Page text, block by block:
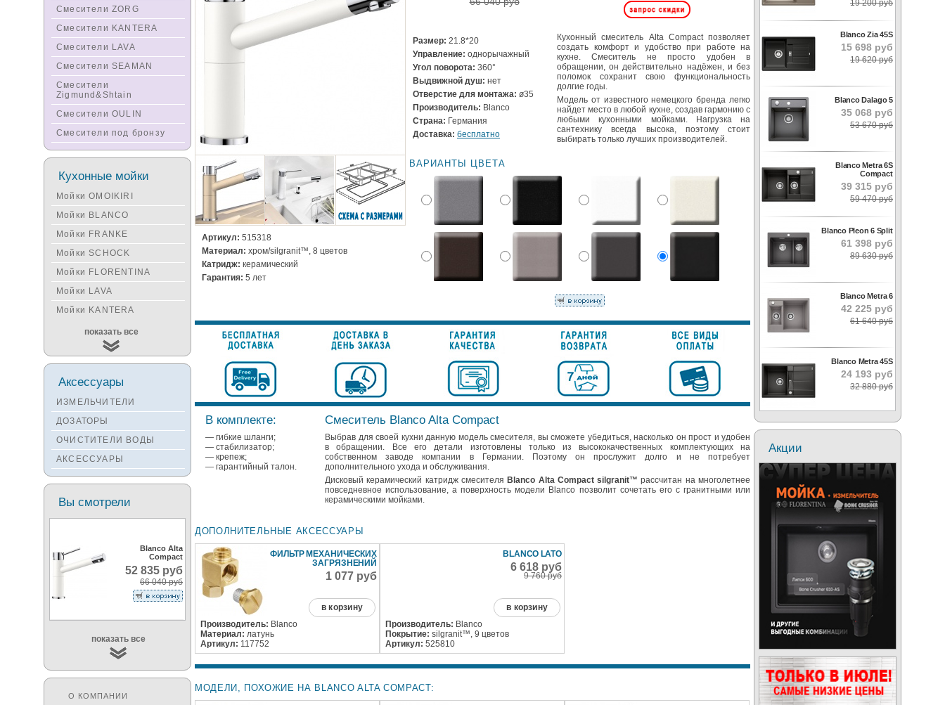
Размер: 21.8*20
Управление: однорычажный
Угол поворота: 360°
Выдвижной душ: нет
Отверстие для монтажа: ø35
Производитель: Blanco
Страна: Германия
Доставка: бесплатно
Кухонный смеситель Alta Compact позволяет
создать комфорт и удобство при работе на
кухне. Смеситель не просто удобен в
обращении, он действительно надёжен, и без
поломок сохранит свою функциональность
долгие годы.
Модель от известного немецкого бренда легко
найдет место в любой кухне, создав гармонию с
любыми кухонными мойками. Нагрузка на
сантехнику всегда высока, поэтому стоит
выбирать только лучших производителей.
ВАРИАНТЫ ЦВЕТА
Артикул: 515318
Материал: хром/silgranit™, 8 цветов
Катридж: керамический
Гарантия: 5 лет
В комплекте:
— гибкие шланги;
— стабилизатор;
— крепеж;
— гарантийный талон.
Смеситель Blanco Alta Compact
Выбрав для своей кухни данную модель смесителя, вы сможете убедиться, насколько он прост и удобен
в обращении. Все его детали изготовлены только из высококачественных комплектующих на
собственном заводе компании в Германии. Поэтому он прослужит долго и не потребует
дополнительного ухода и обслуживания.
Дисковый керамический катридж смесителя Blanco Alta Compact silgranit™ рассчитан на многолетнее
повседневное использование, а поверхность модели Blanco позволит сочетать его с гранитными или
керамическими мойками.
ДОПОЛНИТЕЛЬНЫЕ АКСЕССУАРЫ
ФИЛЬТР МЕХАНИЧЕСКИХ
ЗАГРЯЗНЕНИЙ
1 077 руб
в корзину
Производитель: Blanco
Материал: латунь
Артикул: 117752
BLANCO LATO
6 618 руб
9 760 руб
в корзину
Производитель: Blanco
Покрытие: silgranit™, 9 цветов
Артикул: 525810
МОДЕЛИ, ПОХОЖИЕ НА BLANCO ALTA COMPACT:
Смесители ZORG
Смесители KANTERA
Смесители LAVA
Смесители SEAMAN
Смесители
Zigmund&Shtain
Смесители OULIN
Смесители под бронзу
Кухонные мойки
Мойки OMOIKIRI
Мойки BLANCO
Мойки FRANKE
Мойки SCHOCK
Мойки FLORENTINA
Мойки LAVA
Мойки KANTERA
Мойки KUCHENSTERN
Мойки ALVEUS
Мойки TEKA
Мойки ZORG
Мойки SEAMAN
Мойки ZIGMUND&SHTAIN
Мойки OULIN
Мойки PAULMARK
показать все
Аксессуары
ИЗМЕЛЬЧИТЕЛИ
ДОЗАТОРЫ
ОЧИСТИТЕЛИ ВОДЫ
АКСЕССУАРЫ
Вы смотрели
Blanco Alta
Compact
52 835 руб
66 040 руб
показать все
О КОМПАНИИ
19 200 руб
Blanco Zia 45S
15 698 руб
19 620 руб
Blanco Dalago 5
35 068 руб
53 670 руб
Blanco Metra 6S
Compact
39 315 руб
59 470 руб
Blanco Pleon 6 Split
61 398 руб
89 630 руб
Blanco Metra 6
42 225 руб
61 640 руб
Blanco Metra 45S
24 193 руб
32 880 руб
Акции